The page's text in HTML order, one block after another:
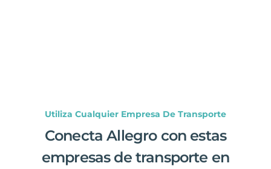
Utiliza Cualquier Empresa De Transporte
Conecta Allegro con estas
empresas de transporte en